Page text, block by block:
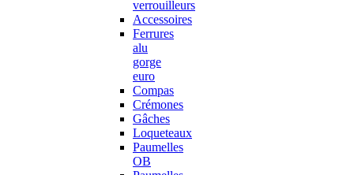
verrouilleurs
Accessoires
Ferrures
alu
gorge
euro
Compas
Crémones
Gâches
Loqueteaux
Paumelles
OB